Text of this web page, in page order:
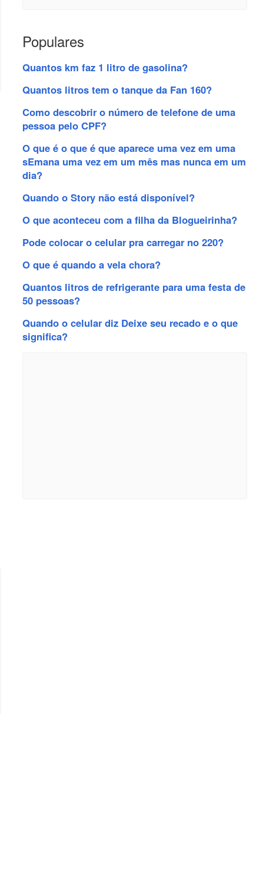
Populares
Quantos km faz 1 litro de gasolina?
Quantos litros tem o tanque da Fan 160?
Como descobrir o número de telefone de uma
pessoa pelo CPF?
O que é o que é que aparece uma vez em uma
sEmana uma vez em um mês mas nunca em um
dia?
Quando o Story não está disponível?
O que aconteceu com a filha da Blogueirinha?
Pode colocar o celular pra carregar no 220?
O que é quando a vela chora?
Quantos litros de refrigerante para uma festa de
50 pessoas?
Quando o celular diz Deixe seu recado e o que
significa?